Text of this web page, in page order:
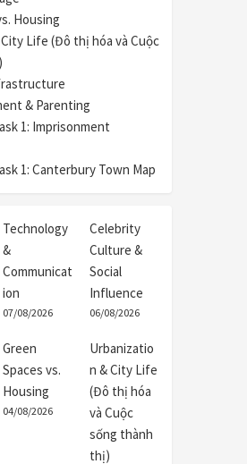
Housing
Life (Đô thị hóa và Cuộc
& Parenting
1: Imprisonment
1: Canterbury Town Map
Technology
&
Communicat
ion
07/08/2026
Celebrity
Culture &
Social
Influence
06/08/2026
Green
Spaces vs.
Housing
04/08/2026
Urbanizatio
n & City Life
(Đô thị hóa
và Cuộc
sống thành
thị)